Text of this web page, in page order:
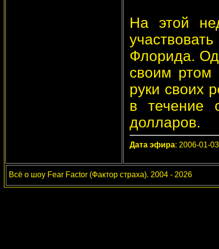
На этой
Флорида.
своим ртом
руки своих
в течение
долларов.
Дата эфира: 2006-01-03
Всё о шоу Fear Factor (Фактор страха). 2004 - 2026